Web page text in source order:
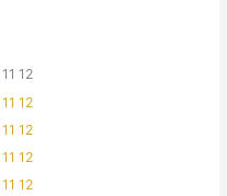
11 12
11 12
11 12
11 12
11 12